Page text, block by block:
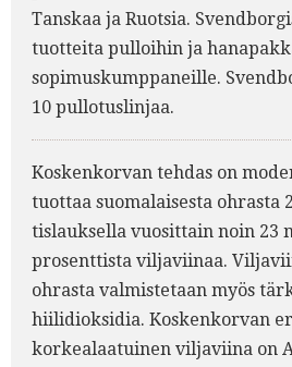
Tanskaa ja Ruotsia.
tuotteita pulloihin ja
sopimuskumppaneille.
10 pullotuslinjaa.
Koskenkorvan tehdas on
tuottaa suomalaisesta ohrasta
tislauksella vuosittain noin 23
prosenttista viljaviinaa.
ohrasta valmistetaan myös
hiilidioksidia. Koskenkorvan
korkealaatuinen viljaviina on